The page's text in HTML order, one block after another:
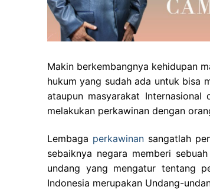
Makin berkembangnya kehidupan
hukum yang sudah ada untuk bisa
ataupun masyarakat
melakukan perkawinan dengan
Lembaga perkawinansangatlah
sebaiknya negara memberi
undang yang mengatur tentang
Indonesia merupakan Undang-